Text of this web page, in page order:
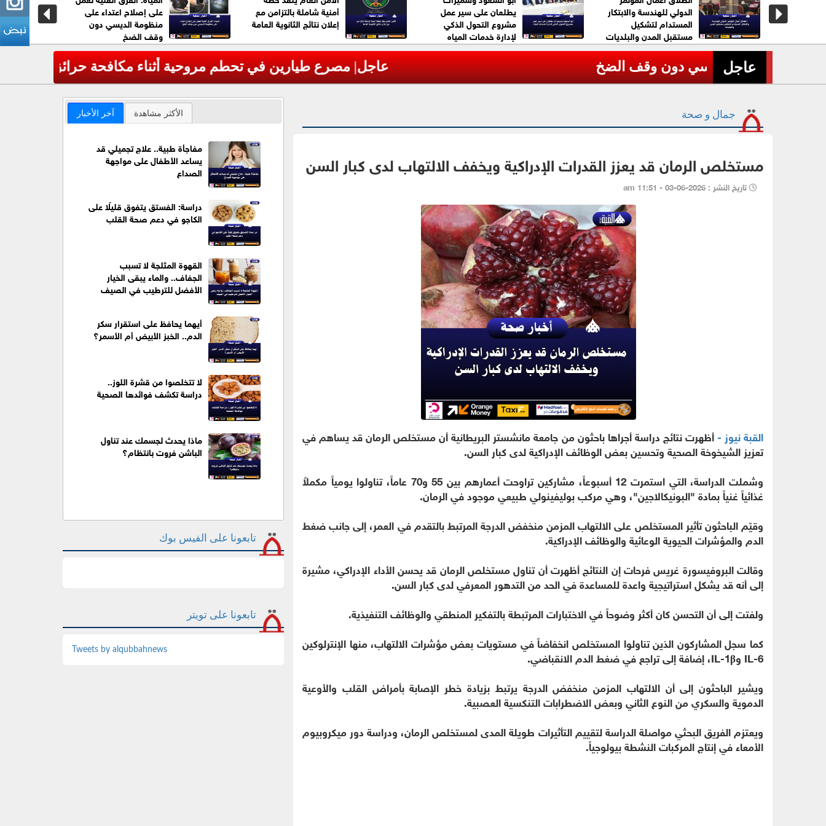
الدولي للهندسة والابتكار
المستدام لتشكيل
مستقبل المدن والبلديات
يطلعان على سير عمل
مشروع التحول الذكي
لإدارة خدمات المياه
أمنية شاملة بالتزامن مع
إعلان نتائج الثانوية العامة
على إصلاح اعتداء على
منظومة الديسي دون
وقف الضخ
عاجل عاجل| مصرع طيارين في تحطم مروحية أثناء مكافحة حرائق غابات بولاية يوتا الأميركية
جمال و صحة
مستخلص الرمان قد يعزز القدرات الإدراكية ويخفف الالتهاب لدى كبار السن
تاريخ النشر : 2026-06-03 - 11:51 am
القبة نيوز -أظهرت نتائج دراسة أجراها باحثون من جامعة مانشستر البريطانية أن مستخلص الرمان قد يساهم في
تعزيز الشيخوخة الصحية وتحسين بعض الوظائف الإدراكية لدى كبار السن.
وشملت الدراسة، التي استمرت 12 أسبوعاً، مشاركين تراوحت أعمارهم بين 55 و70 عاماً، تناولوا يومياً مكملاً
غذائياً غنياً بمادة "البونيكالاجين"، وهي مركب بوليفينولي طبيعي موجود في الرمان.
وقيّم الباحثون تأثير المستخلص على الالتهاب المزمن منخفض الدرجة المرتبط بالتقدم في العمر، إلى جانب ضغط
الدم والمؤشرات الحيوية الوعائية والوظائف الإدراكية.
وقالت البروفيسورة غريس فرحات إن النتائج أظهرت أن تناول مستخلص الرمان قد يحسن الأداء الإدراكي، مشيرة
إلى أنه قد يشكل استراتيجية واعدة للمساعدة في الحد من التدهور المعرفي لدى كبار السن.
ولفتت إلى أن التحسن كان أكثر وضوحاً في الاختبارات المرتبطة بالتفكير المنطقي والوظائف التنفيذية.
كما سجل المشاركون الذين تناولوا المستخلص انخفاضاً في مستويات بعض مؤشرات الالتهاب، منها الإنترلوكين
IL-6 وIL-1β، إضافة إلى تراجع في ضغط الدم الانقباضي.
ويشير الباحثون إلى أن الالتهاب المزمن منخفض الدرجة يرتبط بزيادة خطر الإصابة بأمراض القلب والأوعية
الدموية والسكري من النوع الثاني وبعض الاضطرابات التنكسية العصبية.
ويعتزم الفريق البحثي مواصلة الدراسة لتقييم التأثيرات طويلة المدى لمستخلص الرمان، ودراسة دور ميكروبيوم
الأمعاء في إنتاج المركبات النشطة بيولوجياً.
آخر الأخبار الأكثر مشاهدة
مفاجأة طبية.. علاج تجميلي قد
يساعد الأطفال على مواجهة
الصداع
دراسة: الفستق يتفوق قليلًا على
الكاجو في دعم صحة القلب
القهوة المثلجة لا تسبب
الجفاف.. والماء يبقى الخيار
الأفضل للترطيب في الصيف
أيهما يحافظ على استقرار سكر
الدم.. الخبز الأبيض أم الأسمر؟
لا تتخلصوا من قشرة اللوز..
دراسة تكشف فوائدها الصحية
ماذا يحدث لجسمك عند تناول
الباشن فروت بانتظام؟
تابعونا على الفيس بوك
تابعونا على تويتر
Tweets by alqubbahnews